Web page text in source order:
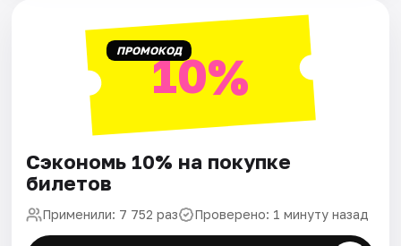
ПРОМОКОД10%
Сэкономь 10% на покупке
билетов
Применили: 7 752 раз Проверено: 1 минуту назад